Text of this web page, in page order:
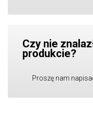
Czy nie
produkcie?
Proszę nam